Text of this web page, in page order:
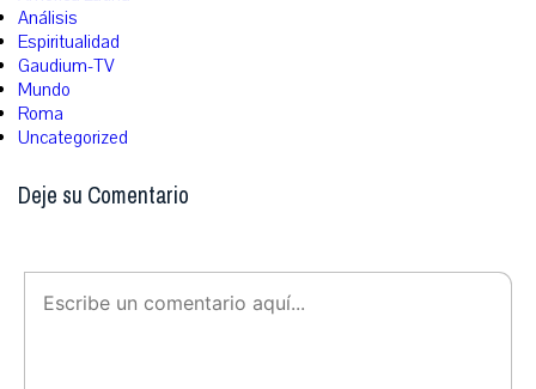
Análisis
Espiritualidad
Gaudium-TV
Mundo
Roma
Uncategorized
Deje su Comentario